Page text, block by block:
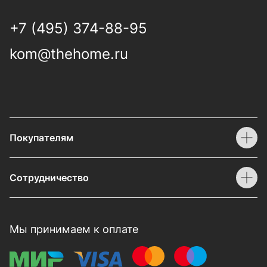
+7 (495) 374-88-95
kom@thehome.ru
Покупателям
Сотрудничество
Мы принимаем к оплате